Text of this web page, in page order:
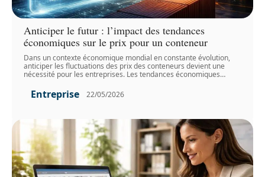
Anticiper le futur : l’impact des tendances
économiques sur le prix pour un conteneur
Dans un contexte économique mondial en constante évolution,
anticiper les fluctuations des prix des conteneurs devient une
nécessité pour les entreprises. Les tendances économiques…
Entreprise 22/05/2026